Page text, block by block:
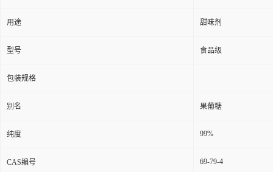
用途 甜味剂
型号 食品级
包装规格
别名 果葡糖
纯度 99%
CAS编号 69-79-4